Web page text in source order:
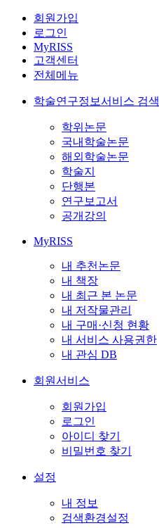
회원가입
로그인
MyRISS
고객센터
전체메뉴
학술연구정보서비스 검색
학위논문
국내학술논문
해외학술논문
학술지
단행본
연구보고서
공개강의
MyRISS
내 추천논문
내 책장
내 최근 본 논문
내 저작물관리
내 구매·신청 현황
내 서비스 사용권한
내 관심 DB
회원서비스
회원가입
로그인
아이디 찾기
비밀번호 찾기
설정
내 정보
검색환경설정